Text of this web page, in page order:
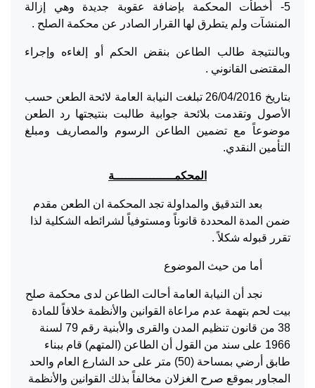
5- أخطأت المحكمة بإضافة عقوبة جديدة وهي إزالة
المنشآت ولم يتطرق لها القرار الصادر عن محكمة الصلح .
وبالنتيجة طالب الطاعن بنقض الحكم أو إلغاءه وإجراء
المقتضى القانوني .
بتاريخ 26/04/2016 تبلغت النيابة العامة لائحة الطعن حسب
الأصول وتقدمت بلائحة جوابية طالبت بنتيجتها رد الطعن
موضوعاً مع تضمين الطاعن الرسوم والمصاريف ومبلغ
التأمين النقدي.
المحكمـــــــــــــــــة
بعد التدقيق والمداولة تجد المحكمة ان الطعن مقدم
ضمن المدة المحددة قانوناً ومستوفياً لشرائطه الشكلية لذا
تقرر قبوله شكلاً .
أما من حيث الموضوع
نجد أن النيابة العامة أحالت الطاعن لدى محكمة صلح
بيت لحم بتهمة عدم مراعاة القوانين والأنظمة خلافاً للمادة
38 من قانون تنظيم المدن والقرى والأبنية رقم 79 لسنة
1966 على سند من القول أن الطاعن (المتهم) قام ببناء
طابق أرضي بمساحة (50) متر على حد الشارع العام والحد
المجاور بموقع صرح الغزلان مخالفاً بذلك القوانين والأنظمة